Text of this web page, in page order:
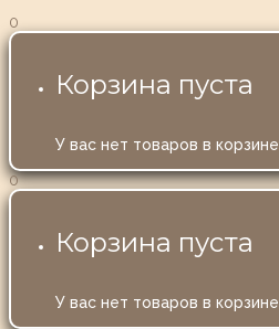
0
Корзина пуста
У вас нет товаров в корзине
0
Корзина пуста
У вас нет товаров в корзине